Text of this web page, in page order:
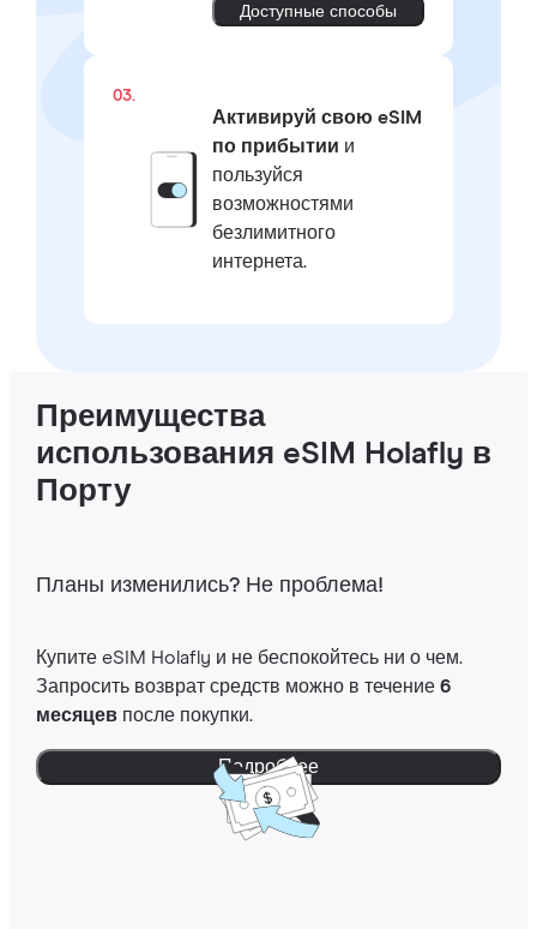
Доступные способы
03.
Активируй свою eSIM
по прибытии и
пользуйся
возможностями
безлимитного
интернета.
Преимущества
использования eSIM Holafly в
Порту
Планы изменились? Не проблема!
Купите eSIM Holafly и не беспокойтесь ни о чем.
Запросить возврат средств можно в течение 6
месяцевпосле покупки.
Подробнее